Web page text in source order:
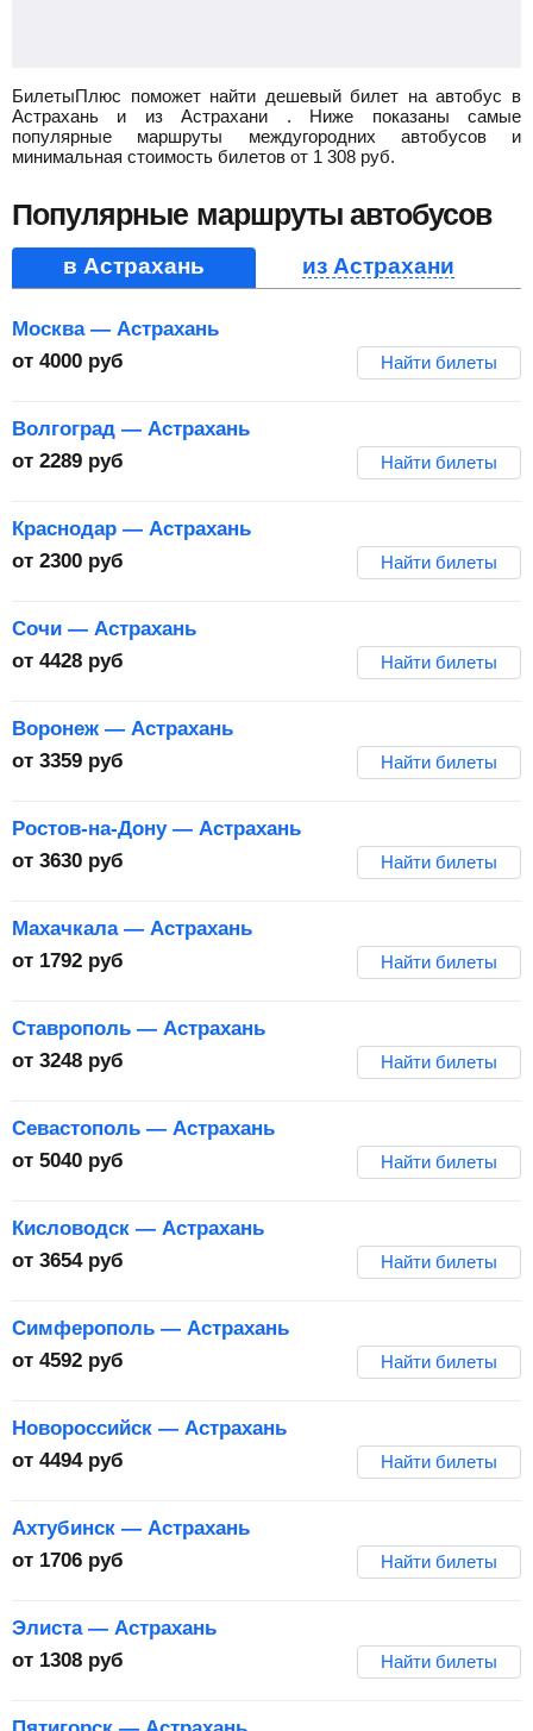
БилетыПлюс поможет найти дешевый билет на автобус в
Астрахань и из Астрахани . Ниже показаны самые
популярные маршруты междугородних автобусов и
минимальная стоимость билетов от 1 308 руб.
Популярные маршруты автобусов
в Астрахань из Астрахани
Москва — Астрахань
от 4000 руб Найти билеты
Волгоград — Астрахань
от 2289 руб Найти билеты
Краснодар — Астрахань
от 2300 руб Найти билеты
Сочи — Астрахань
от 4428 руб Найти билеты
Воронеж — Астрахань
от 3359 руб Найти билеты
Ростов-на-Дону — Астрахань
от 3630 руб Найти билеты
Махачкала — Астрахань
от 1792 руб Найти билеты
Ставрополь — Астрахань
от 3248 руб Найти билеты
Севастополь — Астрахань
от 5040 руб Найти билеты
Кисловодск — Астрахань
от 3654 руб Найти билеты
Симферополь — Астрахань
от 4592 руб Найти билеты
Новороссийск — Астрахань
от 4494 руб Найти билеты
Ахтубинск — Астрахань
от 1706 руб Найти билеты
Элиста — Астрахань
от 1308 руб Найти билеты